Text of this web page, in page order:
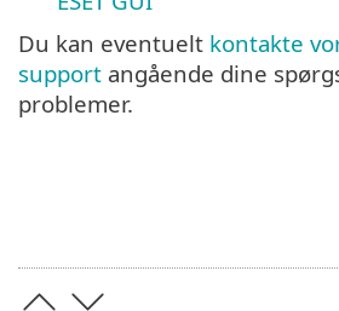
Du kan eventuelt kontakte
support angående dine
problemer.